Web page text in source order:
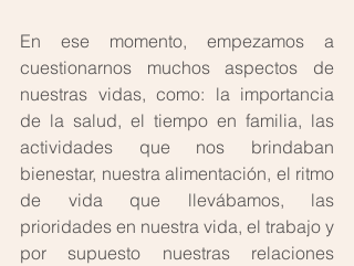
En ese momento, empezamos a
cuestionarnos muchos aspectos de
nuestras vidas, como: la importancia
de la salud, el tiempo en familia, las
actividades que nos brindaban
bienestar, nuestra alimentación, el ritmo
de vida que llevábamos, las
prioridades en nuestra vida, el trabajo y
por supuesto nuestras relaciones